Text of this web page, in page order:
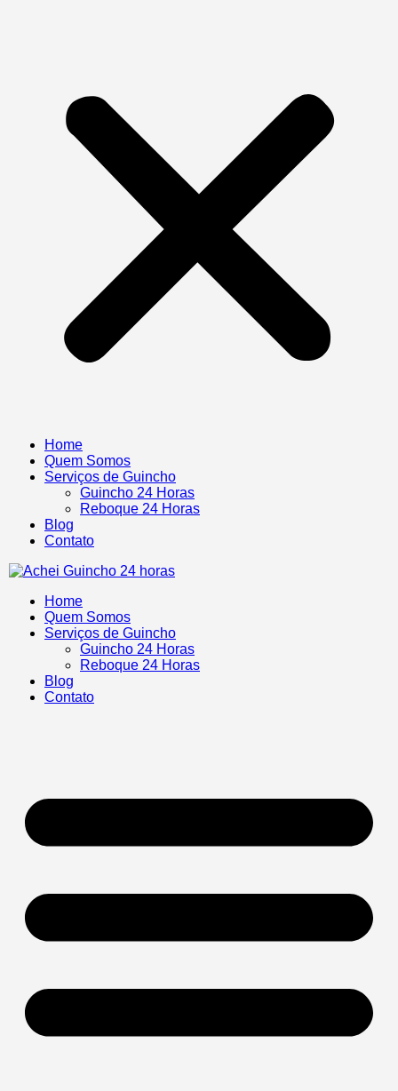
Home
Quem Somos
Serviços de Guincho
Guincho 24 Horas
Reboque 24 Horas
Blog
Contato
Home
Quem Somos
Serviços de Guincho
Guincho 24 Horas
Reboque 24 Horas
Blog
Contato